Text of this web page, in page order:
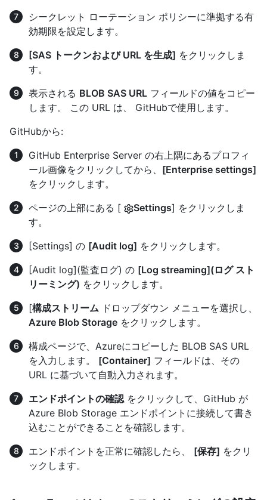
シークレット ローテーション ポリシーに準拠する有
効期限を設定します。
[SAS トークンおよび URL を生成] をクリックしま
す。
表示される BLOB SAS URL フィールドの値をコピー
します。 この URL は、 GitHubで使用します。
GitHubから:
GitHub Enterprise Server の右上隅にあるプロフィ
ール画像をクリックしてから、 [Enterprise settings]
をクリックします。
ページの上部にある [
Settings] をクリックしま
す。
[Settings] の [Audit log] をクリックします。
[Audit log](監査ログ) の [Log streaming](ログ スト
リーミング) をクリックします。
[構成ストリーム ドロップダウン メニューを選択し、
Azure Blob Storage をクリックします。
構成ページで、Azureにコピーした BLOB SAS URL
を入力します。 [Container] フィールドは、その
URL に基づいて自動入力されます。
エンドポイントの確認 をクリックして、GitHub が
Azure Blob Storage エンドポイントに接続して書き
込むことができることを確認します。
エンドポイントを正常に確認したら、 [保存] をクリ
ックします。